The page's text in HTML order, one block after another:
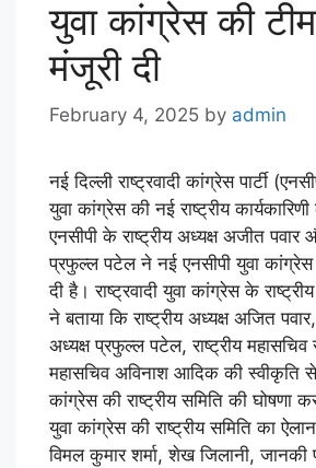
युवा कांग्रेस की
मंजूरी दी
February 4, 2025 by admin
नई दिल्ली राष्ट्रवादी कांग्रेस पार्टी
युवा कांग्रेस की नई राष्ट्रीय
एनसीपी के राष्ट्रीय अध्यक्ष अजीत पवार
प्रफुल्ल पटेल ने नई एनसीपी युवा
दी है। राष्ट्रवादी युवा कांग्रेस के
ने बताया कि राष्ट्रीय अध्यक्ष अजित पवार,
अध्यक्ष प्रफुल्ल पटेल, राष्ट्रीय
महासचिव अविनाश आदिक की स्वीकृति से
कांग्रेस की राष्ट्रीय समिति की घोषणा कर
युवा कांग्रेस की राष्ट्रीय समिति का
विमल कुमार शर्मा, शेख जिलानी, जानकी